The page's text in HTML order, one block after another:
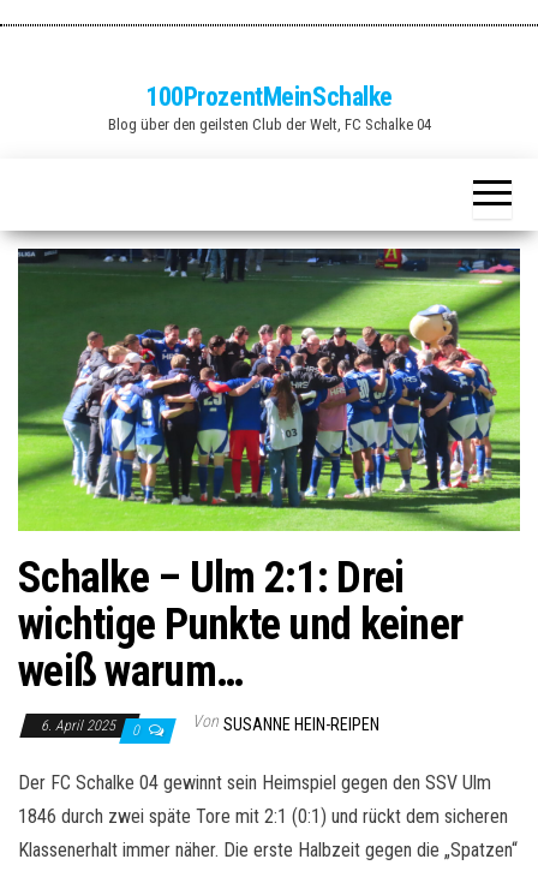
100ProzentMeinSchalke
Blog über den geilsten Club der Welt, FC Schalke 04
Schalke – Ulm 2:1: Drei
wichtige Punkte und keiner
weiß warum…
6. April 2025 0 Von SUSANNE HEIN-REIPEN
Der FC Schalke 04 gewinnt sein Heimspiel gegen den SSV Ulm
1846 durch zwei späte Tore mit 2:1 (0:1) und rückt dem sicheren
Klassenerhalt immer näher. Die erste Halbzeit gegen die „Spatzen“